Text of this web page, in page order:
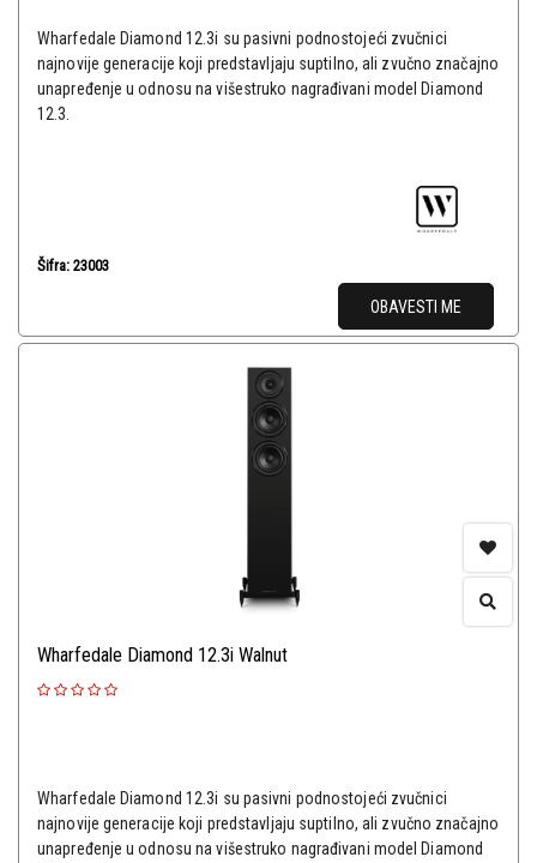
Wharfedale Diamond 12.3i su pasivni podnostojeći zvučnici
najnovije generacije koji predstavljaju suptilno, ali zvučno značajno
unapređenje u odnosu na višestruko nagrađivani model Diamond
12.3.
Šifra: 23003
OBAVESTI ME
Wharfedale Diamond 12.3i Walnut
Wharfedale Diamond 12.3i su pasivni podnostojeći zvučnici
najnovije generacije koji predstavljaju suptilno, ali zvučno značajno
unapređenje u odnosu na višestruko nagrađivani model Diamond